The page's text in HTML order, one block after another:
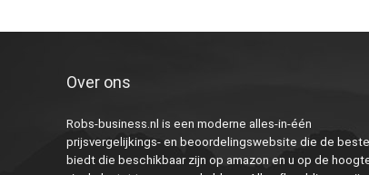
Over ons
Robs-business.nl is een moderne alles-in-één
prijsvergelijkings- en beoordelingswebsite die de
biedt die beschikbaar zijn op amazon en u op de